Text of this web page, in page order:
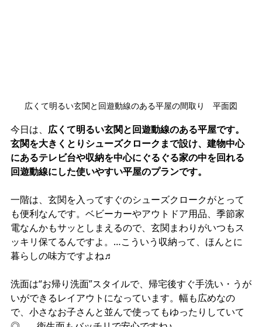
広くて明るい玄関と回遊動線のある平屋の間取り　平面図
今日は、 広くて明るい玄関と回遊動線のある平屋です。
玄関を大きくとりシューズクロークまで設け、建物中心
にあるテレビ台や収納を中心にぐるぐる家の中を回れる
回遊動線にした使いやすい平屋のプランです。
一階は、玄関を入ってすぐのシューズクロークがとって
も便利なんです。ベビーカーやアウトドア用品、季節家
電なんかもサッとしまえるので、玄関まわりがいつもス
ッキリ保てるんですよ。…こういう収納って、ほんとに
暮らしの味方ですよね♬
洗面は“お帰り洗面”スタイルで、帰宅後すぐ手洗い・うが
いができるレイアウトになっています。幅も広めなの
で、小さなお子さんと並んで使ってもゆったりしていて